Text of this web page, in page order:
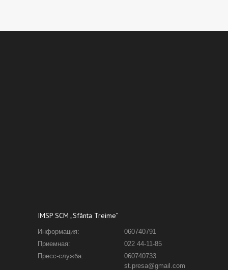
IMSP SCM „Sfânta Treime”
Информация:
060740791
Приемная:
022 44-11-85
Пресс-служба:
060740733
st.presa@gmail.com